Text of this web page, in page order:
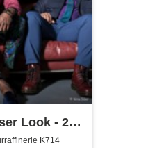
Look - 25
7
K714